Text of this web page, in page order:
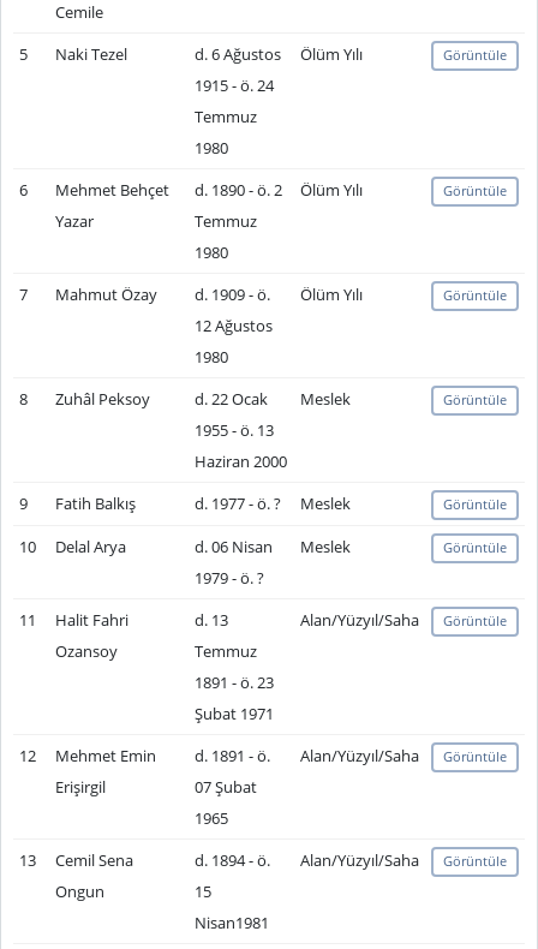
Cemile
5 Naki Tezel
d. 6 Ağustos
1915 - ö. 24
Temmuz
1980
Ölüm Yılı Görüntüle
6
Mehmet Behçet
Yazar
d. 1890 - ö. 2
Temmuz
1980
Ölüm Yılı Görüntüle
7 Mahmut Özay
d. 1909 - ö.
12 Ağustos
1980
Ölüm Yılı Görüntüle
8 Zuhâl Peksoy
d. 22 Ocak
1955 - ö. 13
Haziran 2000
Meslek Görüntüle
9 Fatih Balkış d. 1977 - ö. ? Meslek Görüntüle
10 Delal Arya
d. 06 Nisan
1979 - ö. ?
Meslek Görüntüle
11
Halit Fahri
Ozansoy
d. 13
Temmuz
1891 - ö. 23
Şubat 1971
Alan/Yüzyıl/Saha Görüntüle
12
Mehmet Emin
Erişirgil
d. 1891 - ö.
07 Şubat
1965
Alan/Yüzyıl/Saha Görüntüle
13
Cemil Sena
Ongun
d. 1894 - ö.
15
Nisan1981
Alan/Yüzyıl/Saha Görüntüle